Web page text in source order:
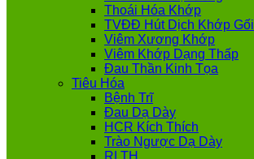
Thoái Hóa Khớp
TVĐĐ Hút Dịch Khớp Gối
Viêm Xương Khớp
Viêm Khớp Dạng Thấp
Đau Thần Kinh Tọa
Tiêu Hóa
Bệnh Trĩ
Đau Dạ Dày
HCR Kích Thích
Trào Ngược Dạ Dày
RLTH